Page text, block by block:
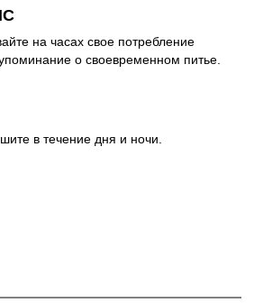
на часах свое потребление
о своевременном питье.
в течение дня и ночи.